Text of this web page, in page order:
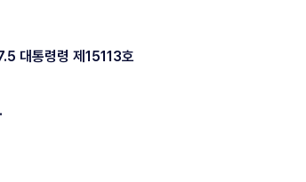
대통령령 제15113호